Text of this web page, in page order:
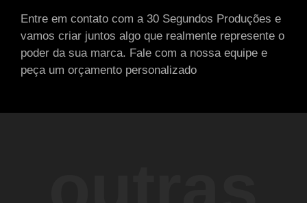
Entre em contato com a 30 Segundos Produções e
vamos criar juntos algo que realmente represente o
poder da sua marca. Fale com a nossa equipe e
peça um orçamento personalizado